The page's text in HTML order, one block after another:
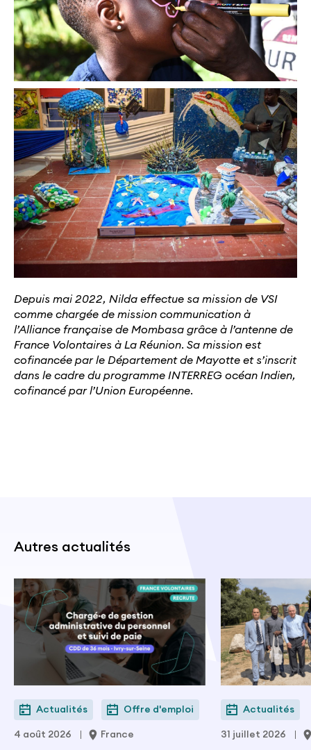
Depuis mai 2022, Nilda effectue sa mission de VSI
comme chargée de mission communication à
l’Alliance française de Mombasa grâce à l’antenne de
France Volontaires à La Réunion. Sa mission est
cofinancée par le Département de Mayotte et s’inscrit
dans le cadre du programme INTERREG océan Indien,
cofinancé par l’Union Européenne.
Autres actualités
Actualités Offre d'emploi
4 août 2026 France
Actualités
31 juillet 2026